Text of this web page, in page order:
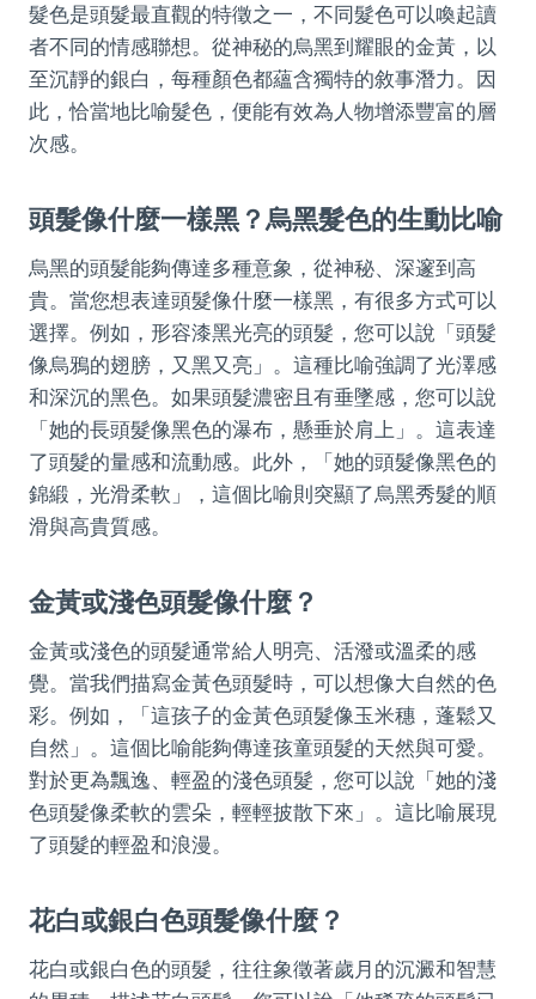
髮色是頭髮最直觀的特徵之一，不同髮色可以喚起讀
者不同的情感聯想。從神秘的烏黑到耀眼的金黃，以
至沉靜的銀白，每種顏色都蘊含獨特的敘事潛力。因
此，恰當地比喻髮色，便能有效為人物增添豐富的層
次感。
頭髮像什麼一樣黑？烏黑髮色的生動比喻
烏黑的頭髮能夠傳達多種意象，從神秘、深邃到高
貴。當您想表達頭髮像什麼一樣黑，有很多方式可以
選擇。例如，形容漆黑光亮的頭髮，您可以說「頭髮
像烏鴉的翅膀，又黑又亮」。這種比喻強調了光澤感
和深沉的黑色。如果頭髮濃密且有垂墜感，您可以說
「她的長頭髮像黑色的瀑布，懸垂於肩上」。這表達
了頭髮的量感和流動感。此外，「她的頭髮像黑色的
錦緞，光滑柔軟」，這個比喻則突顯了烏黑秀髮的順
滑與高貴質感。
金黃或淺色頭髮像什麼？
金黃或淺色的頭髮通常給人明亮、活潑或溫柔的感
覺。當我們描寫金黃色頭髮時，可以想像大自然的色
彩。例如，「這孩子的金黃色頭髮像玉米穗，蓬鬆又
自然」。這個比喻能夠傳達孩童頭髮的天然與可愛。
對於更為飄逸、輕盈的淺色頭髮，您可以說「她的淺
色頭髮像柔軟的雲朵，輕輕披散下來」。這比喻展現
了頭髮的輕盈和浪漫。
花白或銀白色頭髮像什麼？
花白或銀白色的頭髮，往往象徵著歲月的沉澱和智慧